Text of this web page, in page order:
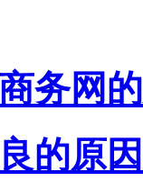
务网
的原